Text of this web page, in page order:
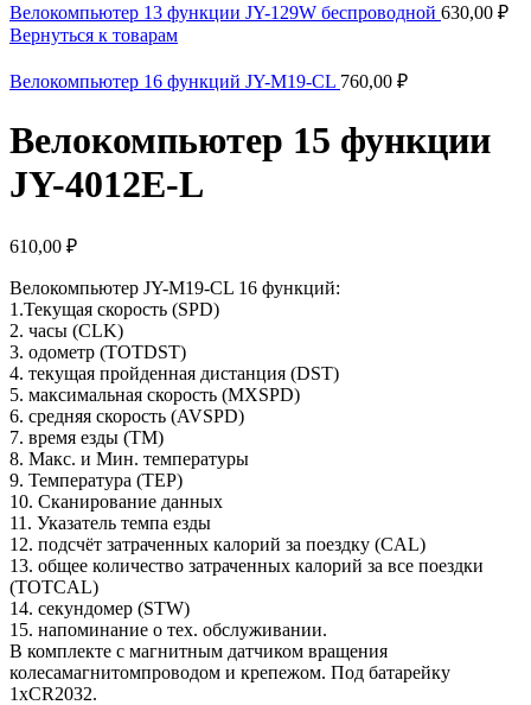
Велокомпьютер 13 функции JY-129W беспроводной 630,00 ₽
Вернуться к товарам
Велокомпьютер 16 функций JY-M19-CL 760,00 ₽
Велокомпьютер 15 функции
JY-4012E-L
610,00 ₽
Велокомпьютер JY-M19-CL 16 функций:
1.Текущая скорость (SPD)
2. часы (CLK)
3. одометр (TOTDST)
4. текущая пройденная дистанция (DST)
5. максимальная скорость (MXSPD)
6. средняя скорость (AVSPD)
7. время езды (TM)
8. Макс. и Мин. температуры
9. Температура (TEP)
10. Сканирование данных
11. Указатель темпа езды
12. подсчёт затраченных калорий за поездку (CAL)
13. общее количество затраченных калорий за все поездки
(TOTCAL)
14. секундомер (STW)
15. напоминание о тех. обслуживании.
В комплекте с магнитным датчиком вращения
колесамагнитомпроводом и крепежом. Под батарейку
1xCR2032.